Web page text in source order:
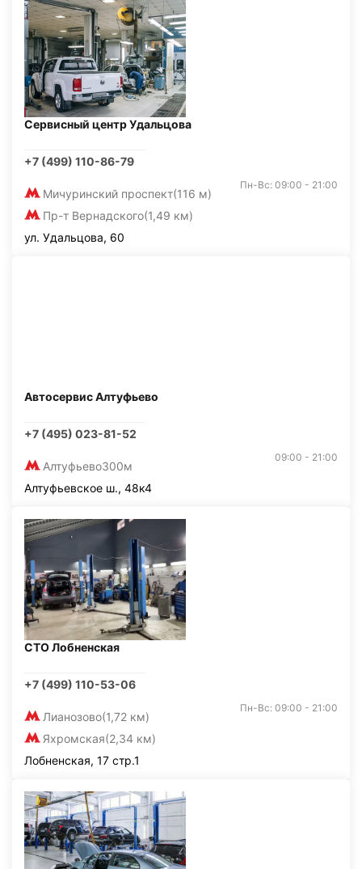
Сервисный центр Удальцова
+7 (499) 110-86-79
Мичуринский проспект(116 м)
Пр-т Вернадского(1,49 км)
Пн-Вс: 09:00 - 21:00
ул. Удальцова, 60
Автосервис Алтуфьево
+7 (495) 023-81-52
Алтуфьево300м
09:00 - 21:00
Алтуфьевское ш., 48к4
СТО Лобненская
+7 (499) 110-53-06
Лианозово(1,72 км)
Яхромская(2,34 км)
Пн-Вс: 09:00 - 21:00
Лобненская, 17 стр.1